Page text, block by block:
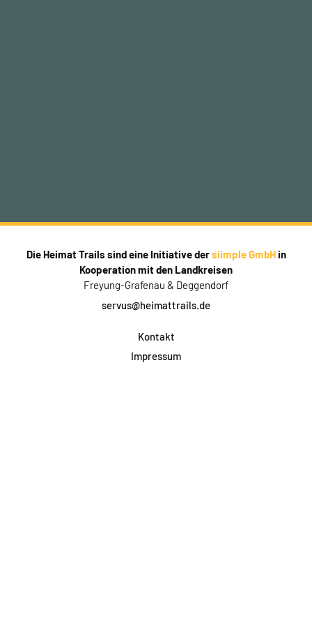
Die Heimat Trails sind eine Initiative dersiimple GmbHin
Kooperation mit den Landkreisen
Freyung-Grafenau & Deggendorf
servus@heimattrails.de
Kontakt
Impressum